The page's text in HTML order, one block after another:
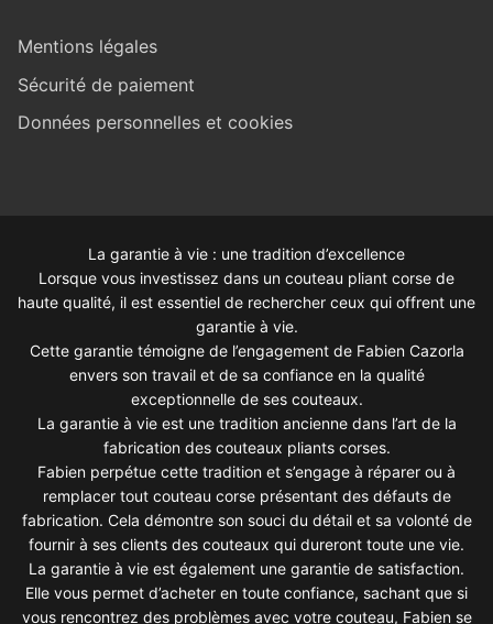
Mentions légales
Sécurité de paiement
Données personnelles et cookies
La garantie à vie : une tradition d’excellence
Lorsque vous investissez dans un couteau pliant corse de
haute qualité, il est essentiel de rechercher ceux qui offrent une
garantie à vie.
Cette garantie témoigne de l’engagement de Fabien Cazorla
envers son travail et de sa confiance en la qualité
exceptionnelle de ses couteaux.
La garantie à vie est une tradition ancienne dans l’art de la
fabrication des couteaux pliants corses.
Fabien perpétue cette tradition et s’engage à réparer ou à
remplacer tout couteau corse présentant des défauts de
fabrication. Cela démontre son souci du détail et sa volonté de
fournir à ses clients des couteaux qui dureront toute une vie.
La garantie à vie est également une garantie de satisfaction.
Elle vous permet d’acheter en toute confiance, sachant que si
vous rencontrez des problèmes avec votre couteau, Fabien se